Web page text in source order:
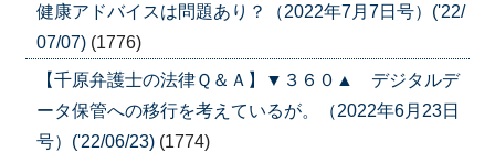
健康アドバイスは問題あり？（2022年7月7日号）('22/
07/07) (1776)
【千原弁護士の法律Ｑ＆Ａ】▼３６０▲ デジタルデ
ータ保管への移行を考えているが。（2022年6月23日
号）('22/06/23) (1774)